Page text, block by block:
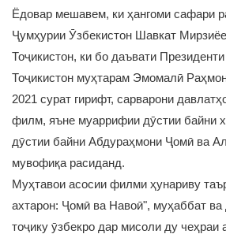
Ёдовар мешавем, ки ҳангоми сафари
Ҷумҳурии Ӯзбекистон Шавкат
Тоҷикистон, ки бо даъвати
Тоҷикистон муҳтарам Эмомалӣ
2021 сурат гирифт, сарварони
филм, яъне муаррифии дӯстии байни
дӯстии байни Абдураҳмони Ҷомӣ ва
мувофиқа расиданд.
Муҳтавои асосии филми ҳунариву
ахтарон: Ҷомӣ ва Навоӣ", муҳаббат ва
тоҷику ӯзбекро дар мисоли ду